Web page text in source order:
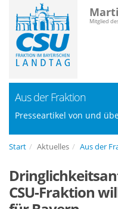
Mitglied
Aus der Fraktion
Presseartikel von und
Start Aktuelles Aus der
CSU-Fraktion